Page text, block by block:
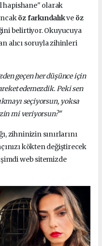
hapishane" olarak
öz farkındalıkve öz
belirtiyor. Okuyucuya
alıcı soruyla zihinleri
geçen her düşünce için
edemezdik. Peki sen
seçiyorsun, yoksa
mi veriyorsun?"
zihninizin sınırlarını
kökten değiştirecek
şimdi web sitemizde